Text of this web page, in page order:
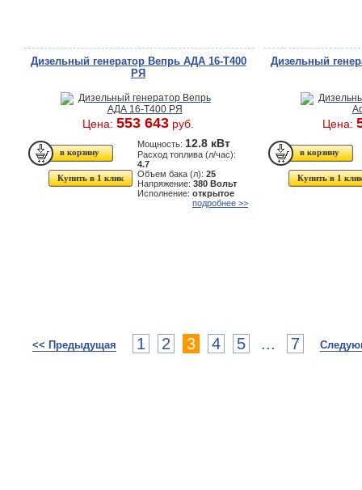
Дизельный генератор Вепрь АДА 16-Т400
РЯ
Цена: 553 643 руб.
Купить в 1 клик
Мощность: 12.8 кВт
Расход топлива (л/час):
4.7
Объем бака (л): 25
Напряжение: 380 Вольт
Исполнение: открытое
подробнее >>
Дизельный
Цена:
Купить в 1
<< Предыдущая 1 2 3 4 5 ... 7